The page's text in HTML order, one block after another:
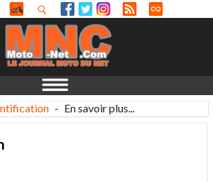
- En savoir plus...